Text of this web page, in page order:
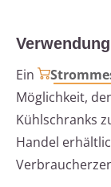
Ein
Möglichkeit,
Kühlschranks
Handel